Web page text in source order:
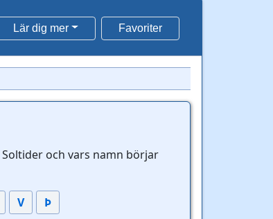
Lär dig mer Favoriter
och vars namn börjar
V Þ